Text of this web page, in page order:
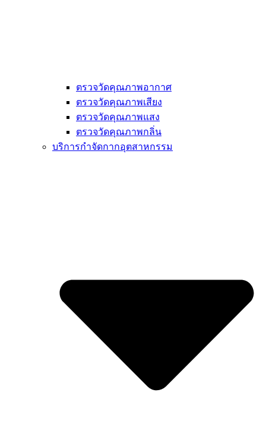
ตรวจวัดคุณภาพอากาศ
ตรวจวัดคุณภาพเสียง
ตรวจวัดคุณภาพแสง
ตรวจวัดคุณภาพกลิ่น
บริการกำจัดกากอุตสาหกรรม